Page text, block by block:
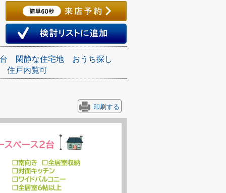
閑静な住宅地
おうち探し
住戸内覧可
印刷する